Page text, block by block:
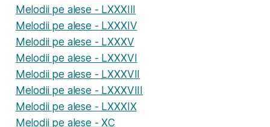
Melodii pe alese - LXXXIII
Melodii pe alese - LXXXIV
Melodii pe alese - LXXXV
Melodii pe alese - LXXXVI
Melodii pe alese - LXXXVII
Melodii pe alese - LXXXVIII
Melodii pe alese - LXXXIX
Melodii pe alese - XC